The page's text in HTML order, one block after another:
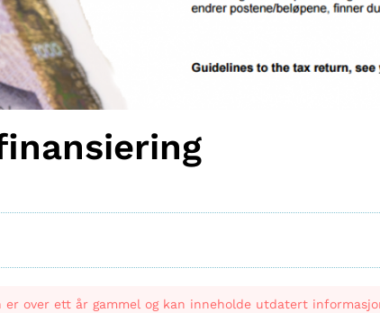
er over ett år gammel og kan inneholde utdatert